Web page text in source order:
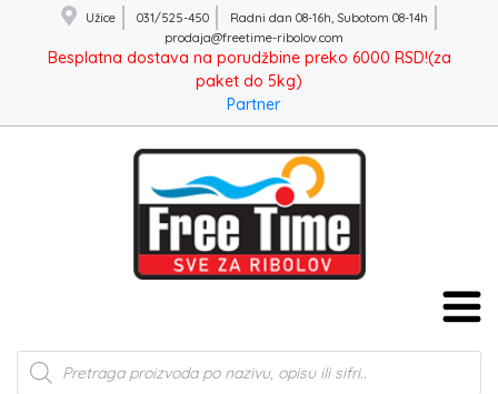
Užice 031/525-450
Radni dan 08-16h, Subotom 08-14h
prodaja@freetime-ribolov.com
Besplatna dostava na porudžbine preko 6000 RSD!(za
paket do 5kg)
Partner
Products
search